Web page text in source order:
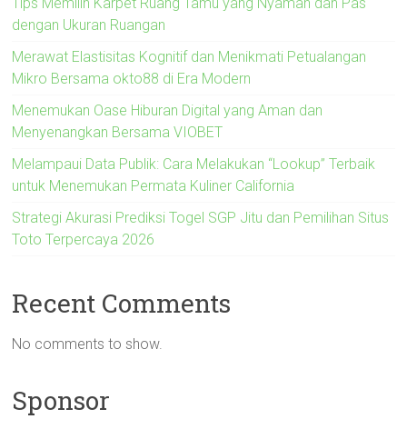
dengan Ukuran Ruangan
Merawat Elastisitas Kognitif dan Menikmati Petualangan
Mikro Bersama okto88 di Era Modern
Menemukan Oase Hiburan Digital yang Aman dan
Menyenangkan Bersama VIOBET
Melampaui Data Publik: Cara Melakukan “Lookup” Terbaik
untuk Menemukan Permata Kuliner California
Strategi Akurasi Prediksi Togel SGP Jitu dan Pemilihan Situs
Toto Terpercaya 2026
Recent Comments
No comments to show.
Sponsor